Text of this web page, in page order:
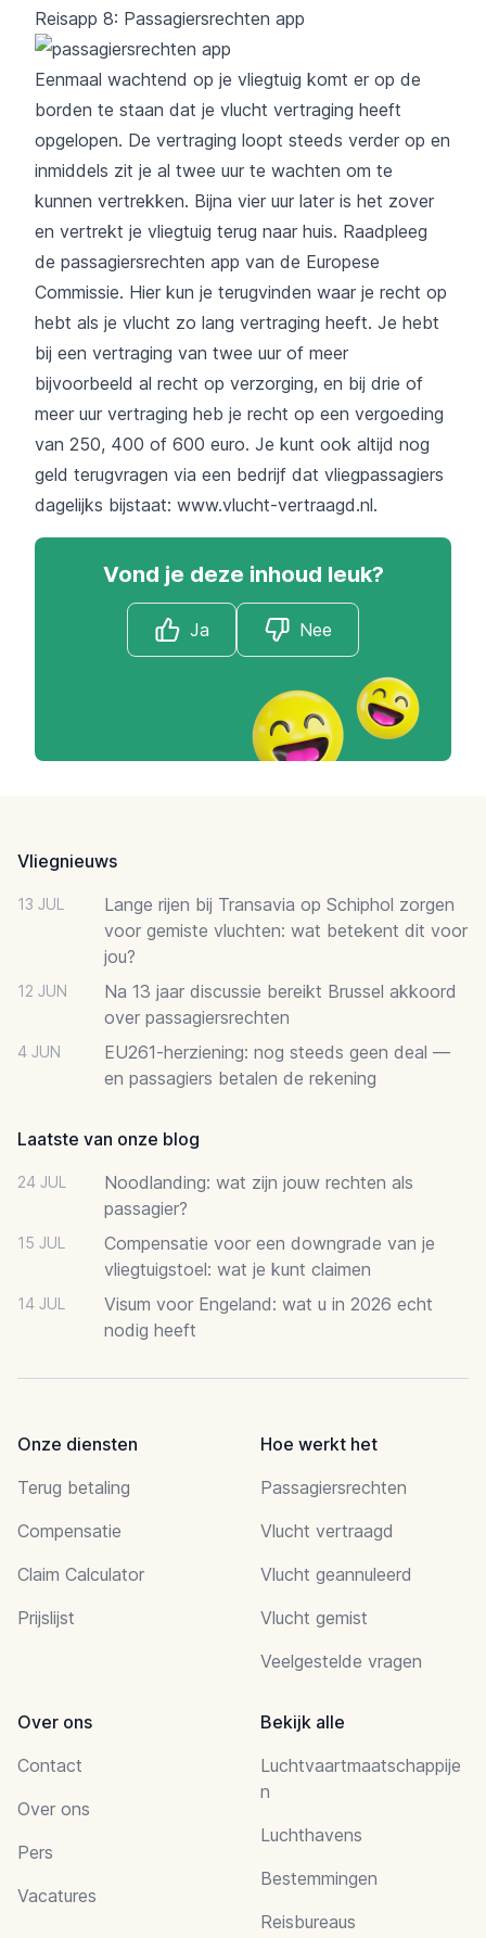
Reisapp 8: Passagiersrechten app
Eenmaal wachtend op je vliegtuig komt er op de
borden te staan dat je vlucht vertraging heeft
opgelopen. De vertraging loopt steeds verder op en
inmiddels zit je al twee uur te wachten om te
kunnen vertrekken. Bijna vier uur later is het zover
en vertrekt je vliegtuig terug naar huis. Raadpleeg
de passagiersrechten app van de Europese
Commissie. Hier kun je terugvinden waar je recht op
hebt als je vlucht zo lang vertraging heeft. Je hebt
bij een vertraging van twee uur of meer
bijvoorbeeld al recht op verzorging, en bij drie of
meer uur vertraging heb je recht op een vergoeding
van 250, 400 of 600 euro. Je kunt ook altijd nog
geld terugvragen via een bedrijf dat vliegpassagiers
dagelijks bijstaat: www.vlucht-vertraagd.nl.
Vond je deze inhoud leuk?
Ja Nee
Vliegnieuws
13 JUL
Lange rijen bij Transavia op Schiphol zorgen
voor gemiste vluchten: wat betekent dit voor
jou?
12 JUN
Na 13 jaar discussie bereikt Brussel akkoord
over passagiersrechten
4 JUN
EU261-herziening: nog steeds geen deal —
en passagiers betalen de rekening
Laatste van onze blog
24 JUL
Noodlanding: wat zijn jouw rechten als
passagier?
15 JUL
Compensatie voor een downgrade van je
vliegtuigstoel: wat je kunt claimen
14 JUL
Visum voor Engeland: wat u in 2026 echt
nodig heeft
Onze diensten
Terug betaling
Compensatie
Claim Calculator
Prijslijst
Hoe werkt het
Passagiersrechten
Vlucht vertraagd
Vlucht geannuleerd
Vlucht gemist
Veelgestelde vragen
Over ons
Contact
Over ons
Pers
Vacatures
Bekijk alle
Luchtvaartmaatschappije
n
Luchthavens
Bestemmingen
Reisbureaus